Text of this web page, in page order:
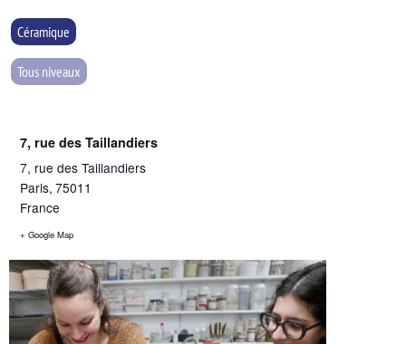
Céramique
Tous niveaux
7, rue des Taillandiers
7, rue des Taillandiers
Paris, 75011
France
+ Google Map